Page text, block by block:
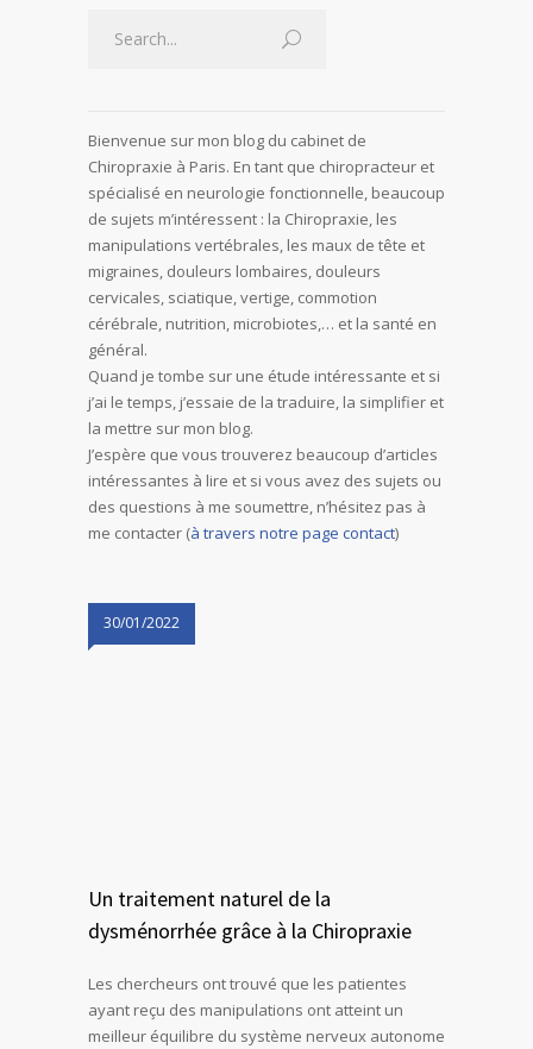
Bienvenue sur mon blog du cabinet de
Chiropraxie à Paris. En tant que chiropracteur et
spécialisé en neurologie fonctionnelle, beaucoup
de sujets m’intéressent : la Chiropraxie, les
manipulations vertébrales, les maux de tête et
migraines, douleurs lombaires, douleurs
cervicales, sciatique, vertige, commotion
cérébrale, nutrition, microbiotes,… et la santé en
général.
Quand je tombe sur une étude intéressante et si
j’ai le temps, j’essaie de la traduire, la simplifier et
la mettre sur mon blog.
J’espère que vous trouverez beaucoup d’articles
intéressantes à lire et si vous avez des sujets ou
des questions à me soumettre, n’hésitez pas à
me contacter (à travers notre page contact)
30/01/2022
Un traitement naturel de la
dysménorrhée grâce à la Chiropraxie
Les chercheurs ont trouvé que les patientes
ayant reçu des manipulations ont atteint un
meilleur équilibre du système nerveux autonome